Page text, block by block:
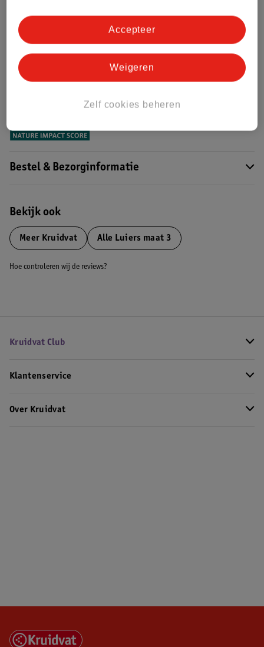
Etiketinformatie
Nature Impact Score
Impact Score.
Bestel & Bezorginformatie
Bekijk ook
Meer Kruidvat Alle Luiers maat 3
Hoe controleren wij de reviews?
Kruidvat Club
Klantenservice
Over Kruidvat
Zelf cookies beheren
Weigeren
Accepteer